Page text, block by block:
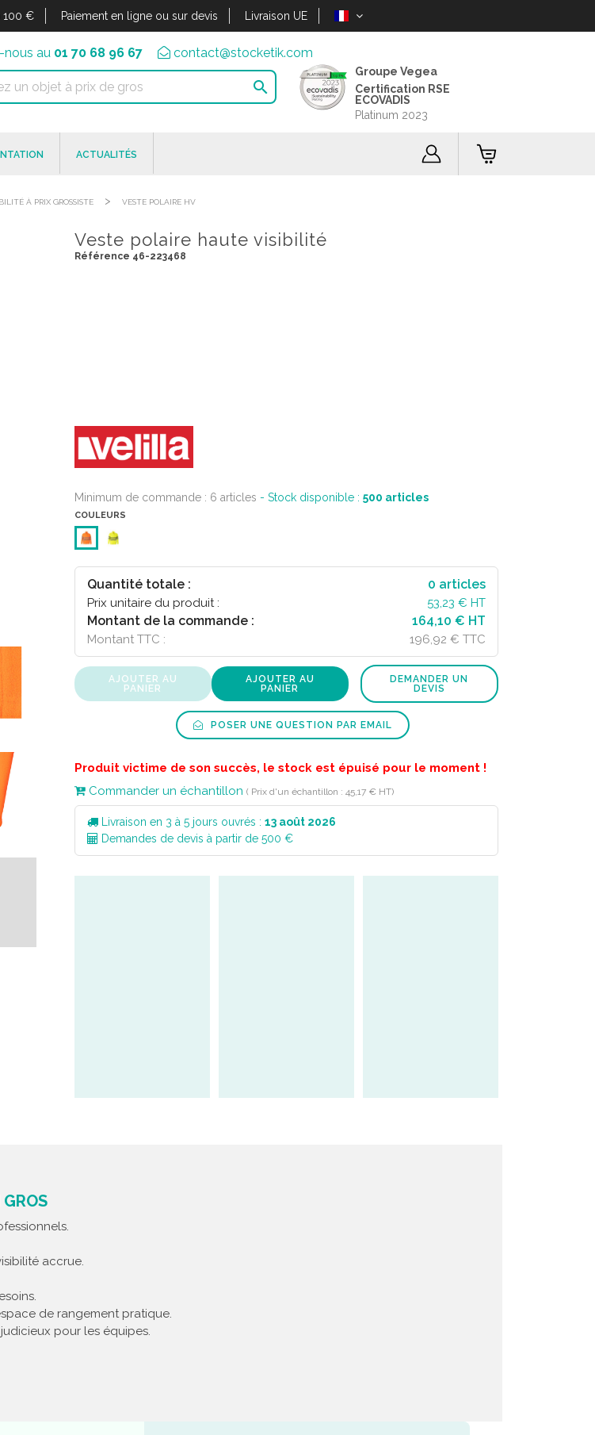
100 € Paiement en ligne ou sur devis Livraison UE
au 01 70 68 96 67 contact@stocketik.com

Groupe Vegea
Certification RSE
ECOVADIS
Platinum 2023
ACTUALITÉS
À PRIX GROSSISTE > VESTE POLAIRE HV
Veste polaire haute visibilité
Référence 46-223468
Minimum de commande : 6 articles - Stock disponible : 500 articles
COULEURS
Quantité totale : 0 articles
Prix unitaire du produit : 53,23 € HT
Montant de la commande : 164,10 € HT
Montant TTC : 196,92 € TTC
AJOUTER AU
PANIER
AJOUTER AU
PANIER
DEMANDER UN
DEVIS
POSER UNE QUESTION PAR EMAIL
Produit victime de son succès, le stock est épuisé pour le moment !
Commander un échantillon ( Prix d'un échantillon : 45,17 € HT)
Livraison en 3 à 5 jours ouvrés : 13 août 2026
Demandes de devis à partir de 500 €
accrue.
de rangement pratique.
pour les équipes.